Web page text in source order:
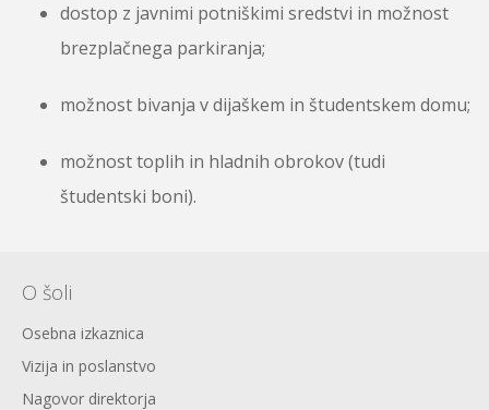
dostop z javnimi potniškimi sredstvi in možnost
brezplačnega parkiranja;
možnost bivanja v dijaškem in študentskem domu;
možnost toplih in hladnih obrokov (tudi
študentski boni).
O šoli
Osebna izkaznica
Vizija in poslanstvo
Nagovor direktorja